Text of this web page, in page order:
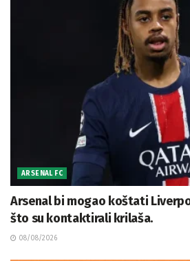
ARSENAL FC
Arsenal bi mogao koštati
što su kontaktirali krilaša.
08/08/2026